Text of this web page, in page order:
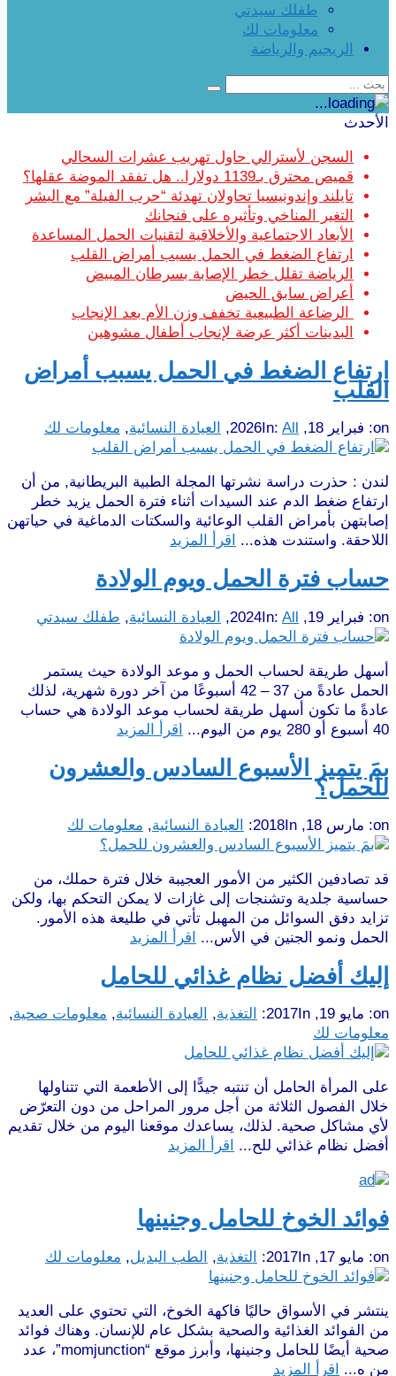
طفلك سيدتي
معلومات لك
الريجيم والرياضة
الأحدث
السجن لأسترالي حاول تهريب عشرات السحالي
قميص محترق بـ1139 دولارا.. هل تفقد الموضة عقلها؟
تايلند وإندونيسيا تحاولان تهدئة “حرب الفيلة” مع البشر
التغير المناخي وتأثيره على فنجانك
الأبعاد الاجتماعية والأخلاقية لتقنيات الحمل المساعدة
ارتفاع الضغط في الحمل يسبب أمراض القلب
الرياضة تقلل خطر الإصابة بسرطان المبيض
أعراض سابق الحيض
الرضاعة الطبيعية تخفف وزن الأم بعد الإنجاب
البدينات أكثر عرضة لإنجاب أطفال مشوهين
ارتفاع الضغط في الحمل يسبب أمراض
القلب
on: فبراير 18, 2026 In: All
, العيادة النسائية, معلومات لك
لندن : حذرت دراسة نشرتها المجلة الطبية البريطانية, من أن
ارتفاع ضغط الدم عند السيدات أثناء فترة الحمل يزيد خطر
إصابتهن بأمراض القلب الوعائية والسكتات الدماغية في حياتهن
اللاحقة. واستندت هذه...
اقرأ المزيد
حساب فترة الحمل ويوم الولادة
on: فبراير 19, 2024 In: All
, العيادة النسائية, طفلك سيدتي
أسهل طريقة لحساب الحمل و موعد الولادة حيث يستمر
الحمل عادةً من 37 – 42 أسبوعًا من آخر دورة شهرية، لذلك
عادةً ما تكون أسهل طريقة لحساب موعد الولادة هي حساب
40 أسبوع أو 280 يوم من اليوم...
اقرأ المزيد
بمَ يتميز الأسبوع السادس والعشرون
للحمل؟
on: مارس 18, 2018 In: العيادة النسائية, معلومات لك
قد تصادفين الكثير من الأمور العجيبة خلال فترة حملك، من
حساسية جلدية وتشنجات إلى غازات لا يمكن التحكم بها، ولكن
تزايد دفق السوائل من المهبل تأتي في طليعة هذه الأمور.
الحمل ونمو الجنين في الأس...
اقرأ المزيد
إليك أفضل نظام غذائي للحامل
on: مايو 19, 2017 In: التغذية, العيادة النسائية, معلومات صحية,
معلومات لك
على المرأة الحامل أن تنتبه جيدًّا إلى الأطعمة التي تتناولها
خلال الفصول الثلاثة من أجل مرور المراحل من دون التعرّض
لأي مشاكل صحية. لذلك، يساعدك موقعنا اليوم من خلال تقديم
أفضل نظام غذائي للح...
اقرأ المزيد
فوائد الخوخ للحامل وجنينها
on: مايو 17, 2017 In: التغذية, الطب البديل, معلومات لك
ينتشر في الأسواق حاليًا فاكهة الخوخ، التي تحتوي على العديد
من الفوائد الغذائية والصحية بشكل عام للإنسان. وهناك فوائد
صحية أيضًا للحامل وجنينها، وأبرز موقع “momjunction”، عدد
من ه...
اقرأ المزيد